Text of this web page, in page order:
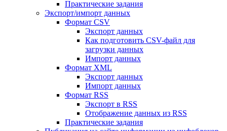
Практические задания
Экспорт/импорт данных
Формат CSV
Экспорт данных
Как подготовить CSV-файл для
загрузки данных
Импорт данных
Формат XML
Экспорт данных
Импорт данных
Формат RSS
Экспорт в RSS
Отображение данных из RSS
Практические задания